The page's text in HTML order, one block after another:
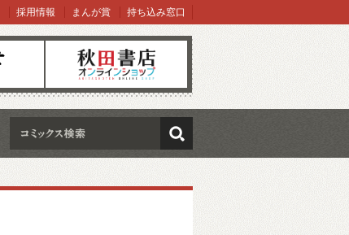
オンラインショップ
採用情報 まんが賞 持ち込み窓口
検索